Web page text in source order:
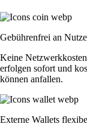
Gebührenfrei an
Keine
erfolgen sofort und
können anfallen.
Externe Wallets